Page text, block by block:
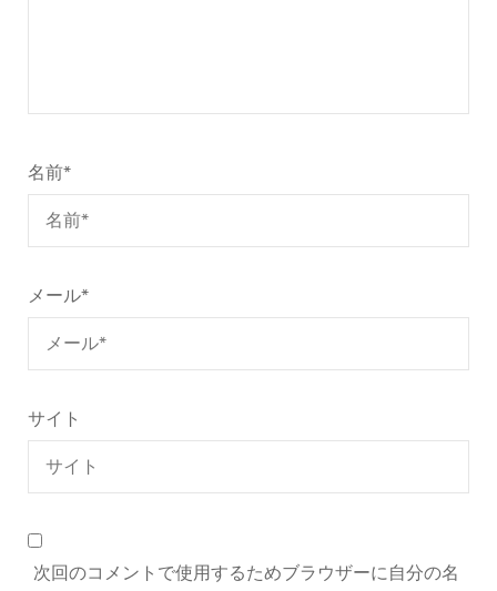
名前*
メール*
サイト
次回のコメントで使用するためブラウザーに自分の名